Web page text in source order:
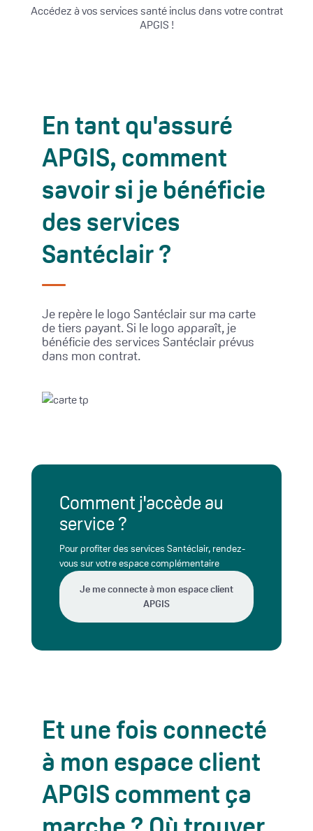
Accédez à vos services santé inclus dans votre contrat
APGIS !
En tant qu'assuré
APGIS, comment
savoir si je bénéficie
des services
Santéclair ?
Je repère le logo Santéclair sur ma carte
de tiers payant. Si le logo apparaît, je
bénéficie des services Santéclair prévus
dans mon contrat.
Comment j'accède au
service ?
Pour profiter des services Santéclair, rendez-
vous sur votre espace complémentaire
Je me connecte à mon espace client
APGIS
Et une fois connecté
à mon espace client
APGIS comment ça